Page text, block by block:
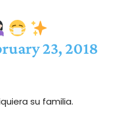
23, 2018
su familia.